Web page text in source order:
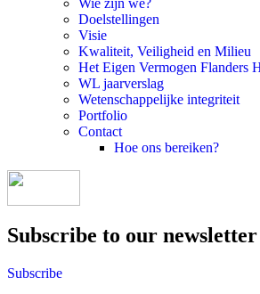
Wie zijn we?
Doelstellingen
Visie
Kwaliteit, Veiligheid en Milieu
Het Eigen Vermogen Flanders
WL jaarverslag
Wetenschappelijke integriteit
Portfolio
Contact
Hoe ons bereiken?
Subscribe to our newsletter
Subscribe